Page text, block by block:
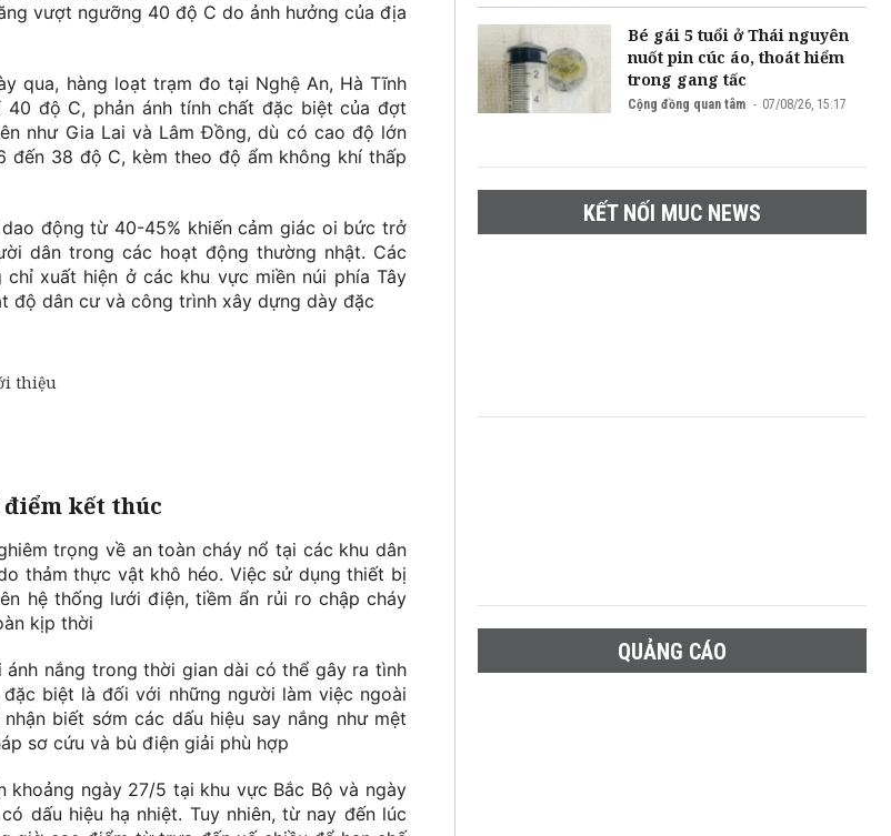
vượt ngưỡng 40 độ C do ảnh hưởng của địa
qua, hàng loạt trạm đo tại Nghệ An, Hà Tĩnh
độ C, phản ánh tính chất đặc biệt của đợt
như Gia Lai và Lâm Đồng, dù có cao độ lớn
38 độ C, kèm theo độ ẩm không khí thấp
động từ 40-45% khiến cảm giác oi bức trở
dân trong các hoạt động thường nhật. Các
xuất hiện ở các khu vực miền núi phía Tây
độ dân cư và công trình xây dựng dày đặc
kết thúc
trọng về an toàn cháy nổ tại các khu dân
thảm thực vật khô héo. Việc sử dụng thiết bị
hệ thống lưới điện, tiềm ẩn rủi ro chập cháy
kịp thời
nắng trong thời gian dài có thể gây ra tình
biệt là đối với những người làm việc ngoài
biết sớm các dấu hiệu say nắng như mệt
sơ cứu và bù điện giải phù hợp
ngày 27/5 tại khu vực Bắc Bộ và ngày
dấu hiệu hạ nhiệt. Tuy nhiên, từ nay đến lúc
Bé gái 5 tuổi ở Thái nguyên
nuốt pin cúc áo, thoát hiểm
trong gang tấc
Cộng đồng quan tâm 07/08/26, 15:17
KẾT NỐI MUC NEWS
QUẢNG CÁO